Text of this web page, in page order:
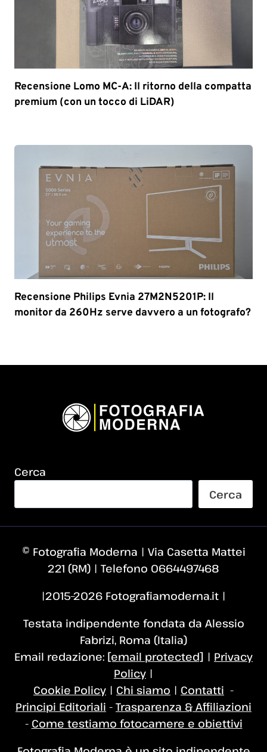
Recensione Lomo MC-A: Il ritorno della compatta
premium (con un tocco di LiDAR)
Recensione Philips Evnia 27M2N5201P: Il
monitor da 260Hz serve davvero a un fotografo?
Cerca
Cerca
© Fotografia Moderna | Via Casetta Mattei
221 (RM) | Telefono 0664497468
|2015–2026 Fotografiamoderna.it |
Testata indipendente fondata da Alessio
Fabrizi, Roma (Italia)
Email redazione: [email protected] | Privacy
Policy |
Cookie Policy | Chi siamo | Contatti -
Principi Editoriali - Trasparenza & Affiliazioni
- Come testiamo fotocamere e obiettivi